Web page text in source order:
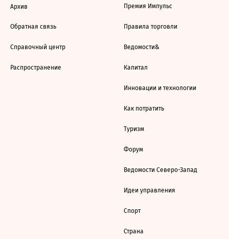
Архив
Обратная связь
Справочный центр
Распространение
Премия Импульс
Правила торговли
Ведомости&
Капитал
Инновации и технологии
Как потратить
Туризм
Форум
Ведомости Северо-Запад
Идеи управления
Спорт
Страна